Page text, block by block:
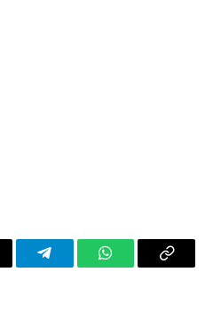
TelegramWhatsAppCopy